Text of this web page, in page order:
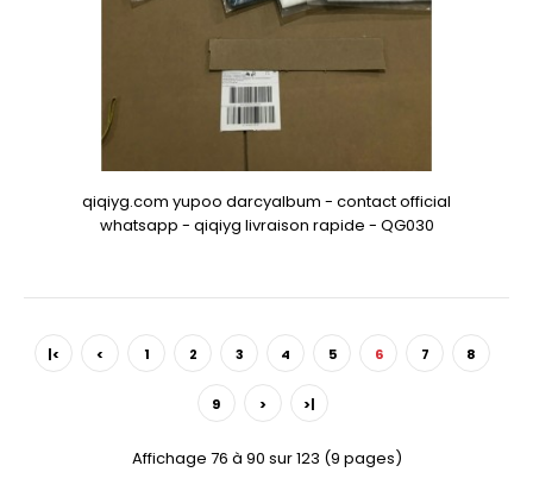
qiqiyg.com yupoo darcyalbum - contact official
whatsapp - qiqiyg livraison rapide - QG030
|< < 1 2 3 4 5 6 7 8
9 > >|
Affichage 76 à 90 sur 123 (9 pages)